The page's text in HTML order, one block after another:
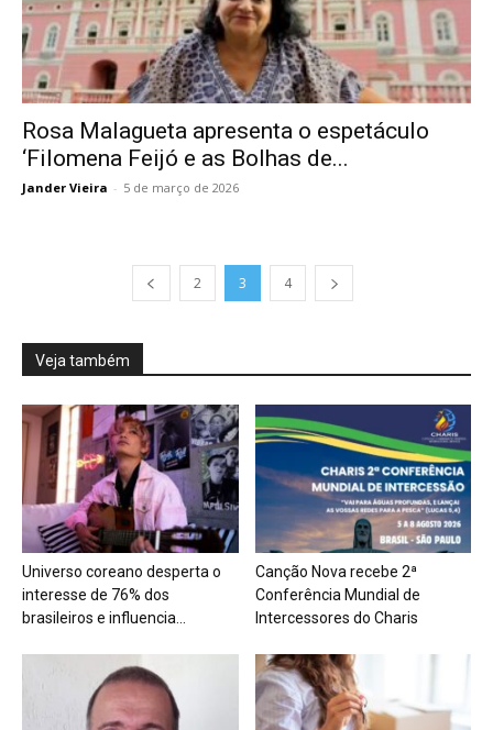
Rosa Malagueta apresenta o espetáculo
‘Filomena Feijó e as Bolhas de...
Jander Vieira - 5 de março de 2026
2 3 4
Veja também
Universo coreano desperta o
interesse de 76% dos
brasileiros e influencia...
Canção Nova recebe 2ª
Conferência Mundial de
Intercessores do Charis